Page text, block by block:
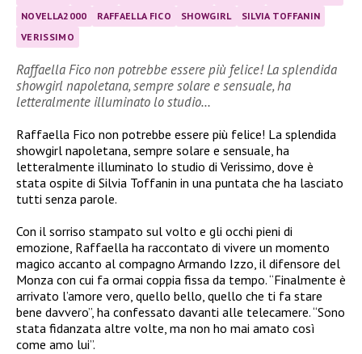
NOVELLA2000
RAFFAELLA FICO SHOWGIRL
SILVIA TOFFANIN
VERISSIMO
Raffaella Fico non potrebbe essere più felice! La splendida
showgirl napoletana, sempre solare e sensuale, ha
letteralmente illuminato lo studio…
Raffaella Fico non potrebbe essere più felice! La splendida
showgirl napoletana, sempre solare e sensuale, ha
letteralmente illuminato lo studio di Verissimo, dove è
stata ospite di Silvia Toffanin in una puntata che ha lasciato
tutti senza parole.
Con il sorriso stampato sul volto e gli occhi pieni di
emozione, Raffaella ha raccontato di vivere un momento
magico accanto al compagno Armando Izzo, il difensore del
Monza con cui fa ormai coppia fissa da tempo. “Finalmente è
arrivato l’amore vero, quello bello, quello che ti fa stare
bene davvero”, ha confessato davanti alle telecamere. “Sono
stata fidanzata altre volte, ma non ho mai amato così
come amo lui”.